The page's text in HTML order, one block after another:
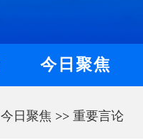
今日聚焦
今日聚焦 >> 重要言论